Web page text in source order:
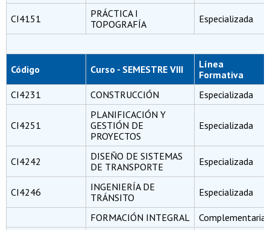
CI4151
PRÁCTICA I
TOPOGRAFÍA
Especializada
Código Curso - SEMESTRE VIII
Línea
Formativa
CI4231
CONSTRUCCIÓN Especializada
CI4251
PLANIFICACIÓN Y
GESTIÓN DE
PROYECTOS
Especializada
CI4242
DISEÑO DE SISTEMAS
DE TRANSPORTE
Especializada
CI4246
INGENIERÍA DE
TRÁNSITO
Especializada
FORMACIÓN INTEGRAL Complementaria